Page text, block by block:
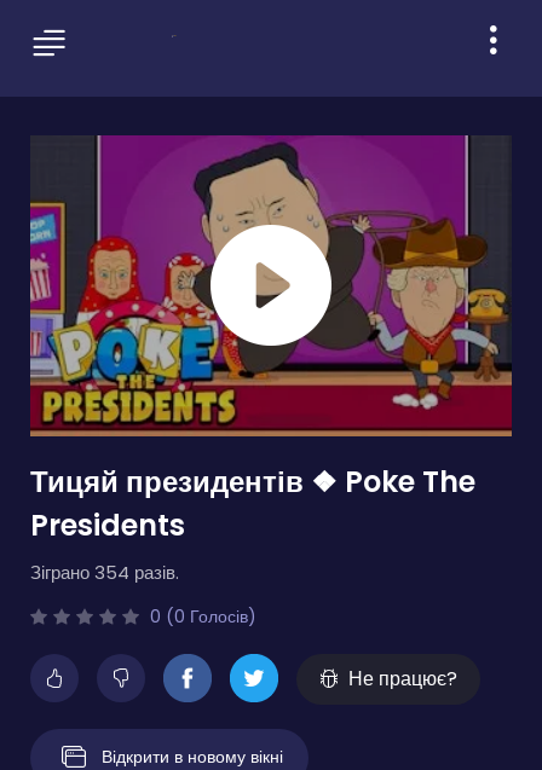
Тицяй президентів ❖ Poke The
Presidents
Зіграно 354 разів.
0 (0 Голосів)
Не працює?
Відкрити в новому вікні